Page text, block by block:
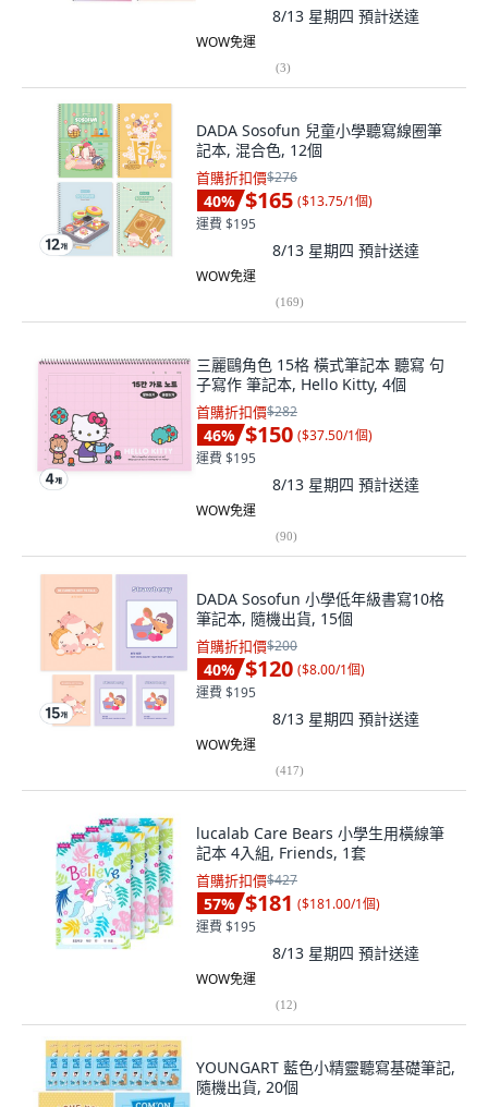
8/13 星期四 預計送達
WOW免運
(3)
DADA Sosofun 兒童小學聽寫線圈筆
記本, 混合色, 12個
首購折扣價$276
40% $165 ($13.75/1個)
運費 $195
8/13 星期四 預計送達
WOW免運
(169)
三麗鷗角色 15格 橫式筆記本 聽寫 句
子寫作 筆記本, Hello Kitty, 4個
首購折扣價$282
46% $150 ($37.50/1個)
運費 $195
8/13 星期四 預計送達
WOW免運
(90)
DADA Sosofun 小學低年級書寫10格
筆記本, 隨機出貨, 15個
首購折扣價$200
40% $120 ($8.00/1個)
運費 $195
8/13 星期四 預計送達
WOW免運
(417)
lucalab Care Bears 小學生用橫線筆
記本 4入組, Friends, 1套
首購折扣價$427
57% $181 ($181.00/1個)
運費 $195
8/13 星期四 預計送達
WOW免運
(12)
YOUNGART 藍色小精靈聽寫基礎筆記,
隨機出貨, 20個